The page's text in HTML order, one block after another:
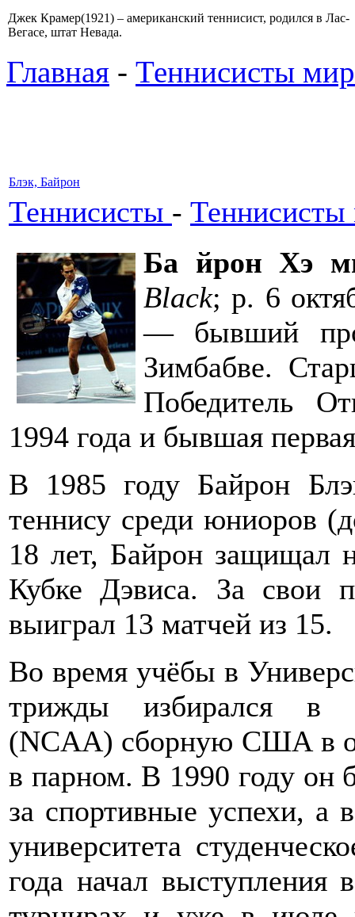
Джек Крамер(1921) – американский теннисист, родился в Лас-
Вегасе, штат Невада.
Главная - Теннисисты
Блэк, Байрон
Теннисисты - Теннисисты
Ба йрон Хэ
Black; р. 6
— бывший
Зимбабве.
Победитель
1994 года и бывшая
В 1985 году Байрон
теннису среди юниоров
18 лет, Байрон защищал
Кубке Дэвиса. За свои
выиграл 13 матчей из 15.
Во время учёбы в
трижды избирался в
(NCAA) сборную США в
в парном. В 1990 году он
за спортивные успехи, а
университета
года начал выступления